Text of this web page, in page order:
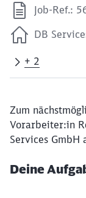
Job-Ref.:
DB
+ 2
Zum
Vorarbeiter:in
Services GmbH
Deine